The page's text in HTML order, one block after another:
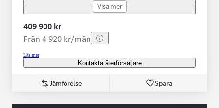
Visa mer
409 900 kr
Från 4 920 kr/mån
Läs mer
Kontakta återförsäljare
Jämförelse Spara